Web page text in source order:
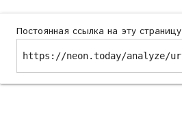
Постоянная ссылка на эту
https://neon.today/analyze/